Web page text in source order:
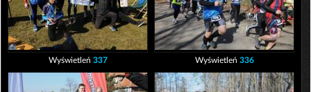
Wyświetleń 337 Wyświetleń 336